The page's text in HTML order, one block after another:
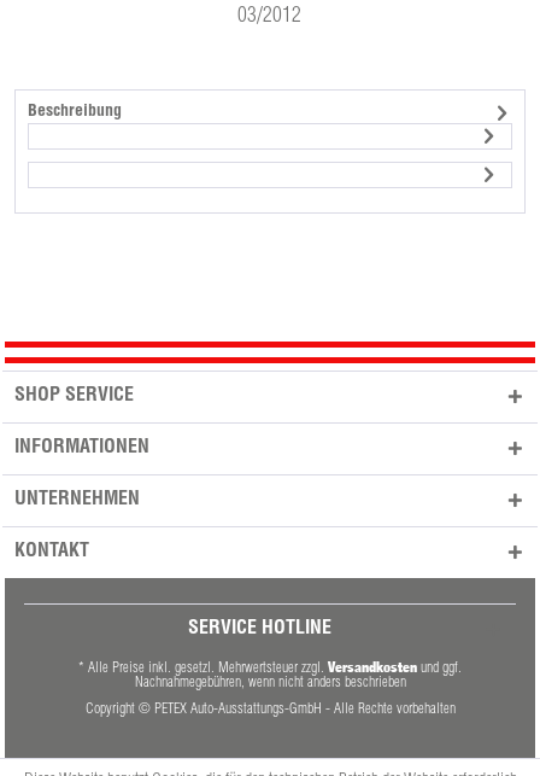
03/2012
Beschreibung
SHOP SERVICE
INFORMATIONEN
UNTERNEHMEN
KONTAKT
SERVICE HOTLINE
* Alle Preise inkl. gesetzl. Mehrwertsteuer zzgl. Versandkosten und ggf.
Nachnahmegebühren, wenn nicht anders beschrieben
Copyright © PETEX Auto-Ausstattungs-GmbH - Alle Rechte vorbehalten